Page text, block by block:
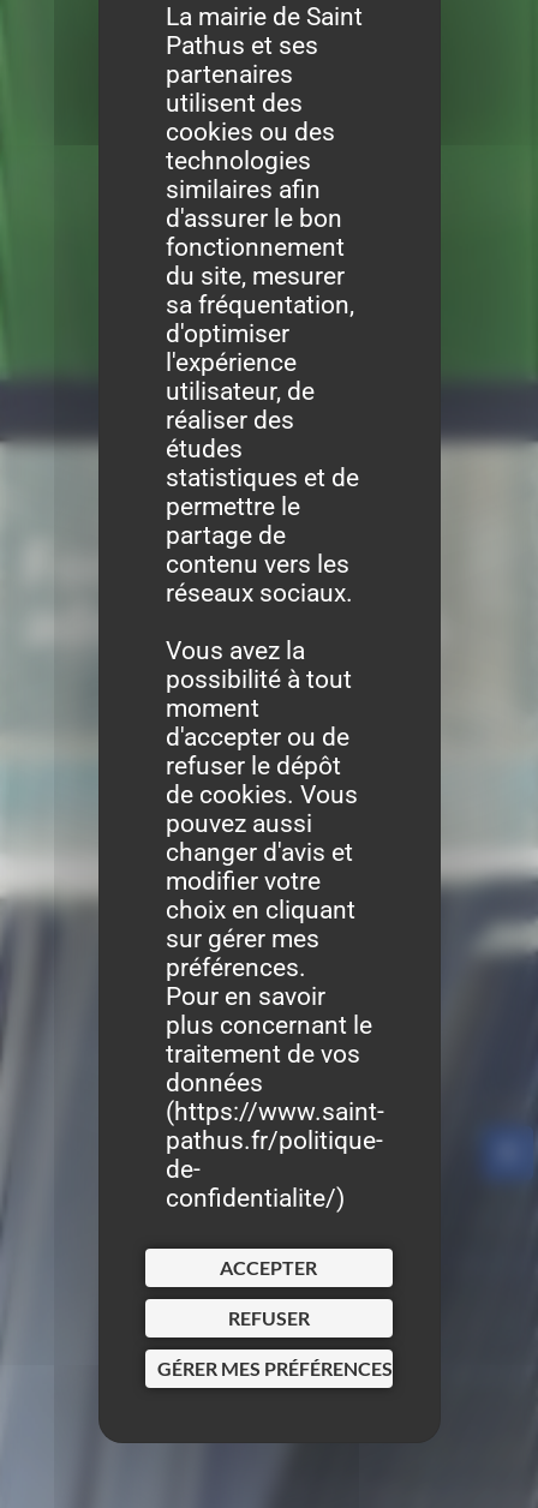
Formalités
administratives
La mairie de Saint
Pathus et ses
partenaires
utilisent des
cookies ou des
technologies
similaires afin
d'assurer le bon
fonctionnement
du site, mesurer
sa fréquentation,
d'optimiser
l'expérience
utilisateur, de
réaliser des
études
statistiques et de
permettre le
partage de
contenu vers les
réseaux sociaux.
Vous avez la
possibilité à tout
moment
d'accepter ou de
refuser le dépôt
de cookies. Vous
pouvez aussi
changer d'avis et
modifier votre
choix en cliquant
sur gérer mes
préférences.
Pour en savoir
plus concernant le
traitement de vos
données
(https://www.saint-
pathus.fr/politique-
de-
confidentialite/)
ACCEPTER
REFUSER
GÉRER MES PRÉFÉRENCES